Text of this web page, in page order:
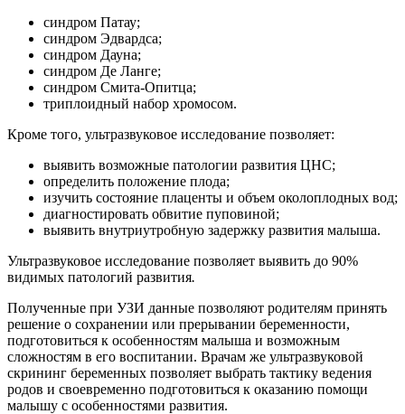
синдром Патау;
синдром Эдвардса;
синдром Дауна;
синдром Де Ланге;
синдром Смита-Опитца;
триплоидный набор хромосом.
Кроме того, ультразвуковое исследование позволяет:
выявить возможные патологии развития ЦНС;
определить положение плода;
изучить состояние плаценты и объем околоплодных вод;
диагностировать обвитие пуповиной;
выявить внутриутробную задержку развития малыша.
Ультразвуковое исследование позволяет выявить до 90%
видимых патологий развития.
Полученные при УЗИ данные позволяют родителям принять
решение о сохранении или прерывании беременности,
подготовиться к особенностям малыша и возможным
сложностям в его воспитании. Врачам же ультразвуковой
скрининг беременных позволяет выбрать тактику ведения
родов и своевременно подготовиться к оказанию помощи
малышу с особенностями развития.